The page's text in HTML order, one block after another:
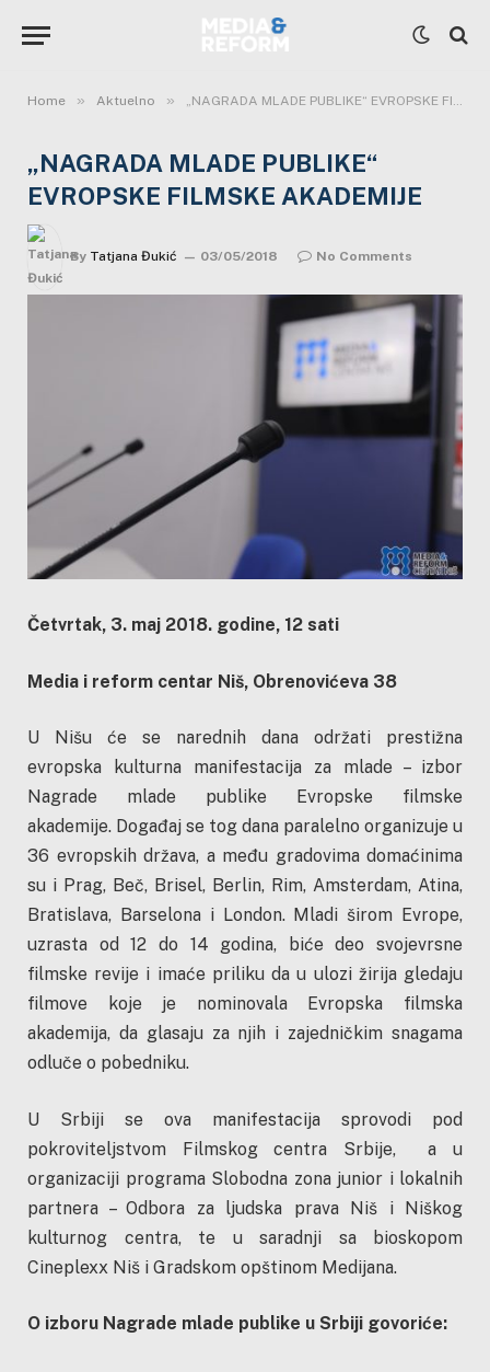
Home » Aktuelno » „NAGRADA MLADE PUBLIKE“ EVROPSKE FILMSKE AKADEMIJE
„NAGRADA MLADE PUBLIKE“
EVROPSKE FILMSKE AKADEMIJE
By Tatjana Đukić 03/05/2018 No Comments
Četvrtak, 3. maj 2018. godine, 12 sati
Media i reform centar Niš, Obrenovićeva 38
U Nišu će se narednih dana održati prestižna
evropska kulturna manifestacija za mlade – izbor
Nagrade mlade publike Evropske filmske
akademije. Događaj se tog dana paralelno organizuje u
36 evropskih država, a među gradovima domaćinima
su i Prag, Beč, Brisel, Berlin, Rim, Amsterdam, Atina,
Bratislava, Barselona i London. Mladi širom Evrope,
uzrasta od 12 do 14 godina, biće deo svojevrsne
filmske revije i imaće priliku da u ulozi žirija gledaju
filmove koje je nominovala Evropska filmska
akademija, da glasaju za njih i zajedničkim snagama
odluče o pobedniku.
U Srbiji se ova manifestacija sprovodi pod
pokroviteljstvom Filmskog centra Srbije, a u
organizaciji programa Slobodna zona junior i lokalnih
partnera – Odbora za ljudska prava Niš i Niškog
kulturnog centra, te u saradnji sa bioskopom
Cineplexx Niš i Gradskom opštinom Medijana.
O izboru Nagrade mlade publike u Srbiji govoriće: